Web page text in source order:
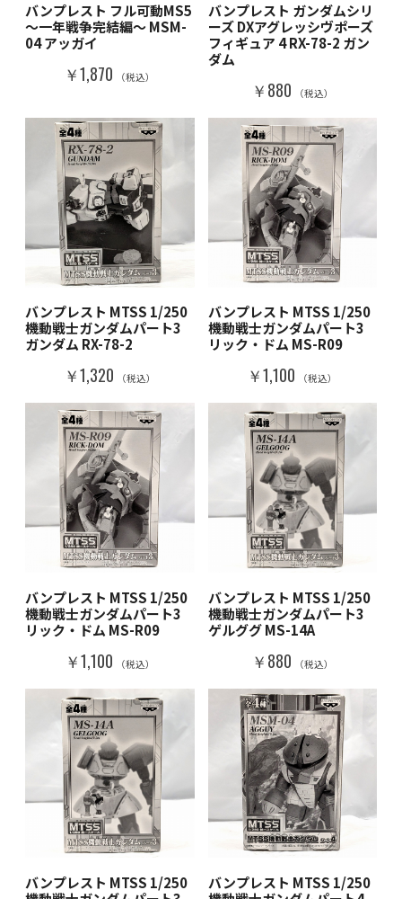
バンプレスト フル可動MS5
～一年戦争完結編～ MSM-
04 アッガイ
￥1,870 （税込）
バンプレスト ガンダムシリ
ーズ DXアグレッシヴポーズ
フィギュア 4 RX-78-2 ガン
ダム
￥880 （税込）
バンプレスト MTSS 1/250
機動戦士ガンダムパート3
ガンダム RX-78-2
￥1,320 （税込）
バンプレスト MTSS 1/250
機動戦士ガンダムパート3
リック・ドム MS-R09
￥1,100 （税込）
バンプレスト MTSS 1/250
機動戦士ガンダムパート3
リック・ドム MS-R09
￥1,100 （税込）
バンプレスト MTSS 1/250
機動戦士ガンダムパート3
ゲルググ MS-14A
￥880 （税込）
バンプレスト MTSS 1/250
バンプレスト MTSS 1/250